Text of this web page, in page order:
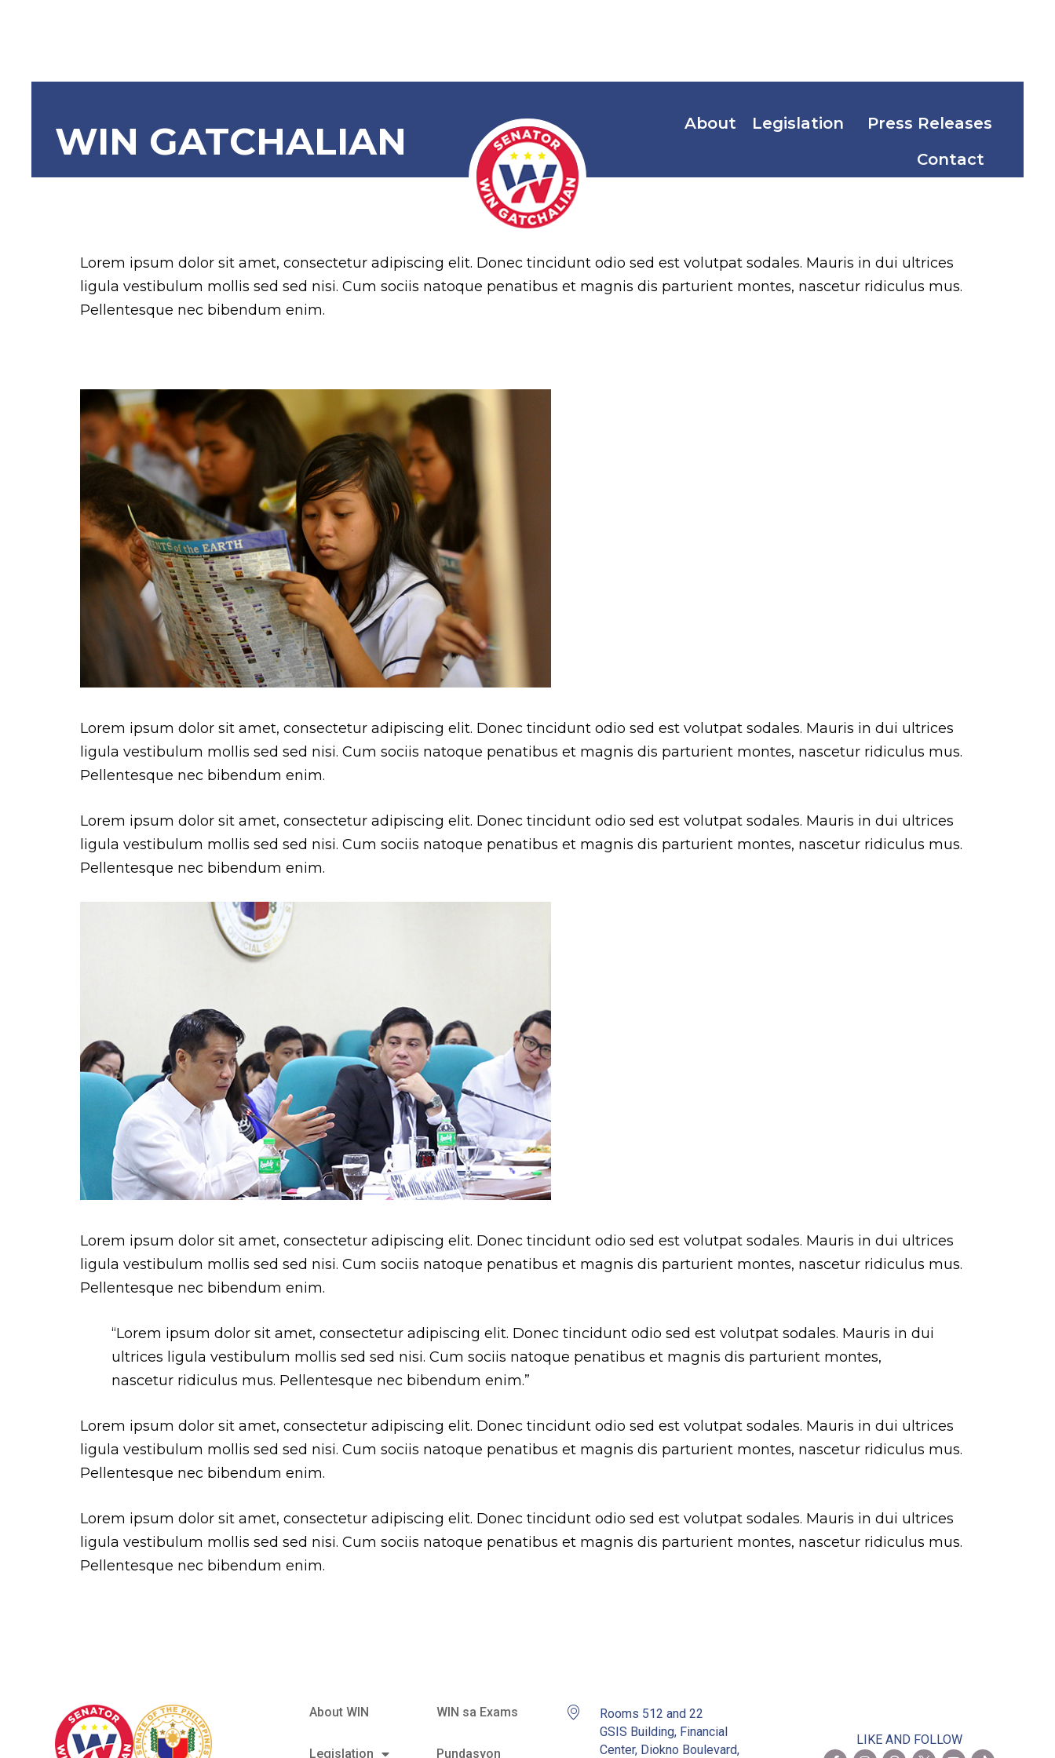
WIN GATCHALIAN About Legislation
Press Releases
Contact
Lorem ipsum dolor sit amet, consectetur adipiscing elit. Donec tincidunt odio sed est volutpat sodales. Mauris in dui ultrices
ligula vestibulum mollis sed sed nisi. Cum sociis natoque penatibus et magnis dis parturient montes, nascetur ridiculus mus.
Pellentesque nec bibendum enim.
Lorem ipsum dolor sit amet, consectetur adipiscing elit. Donec tincidunt odio sed est volutpat sodales. Mauris in dui ultrices
ligula vestibulum mollis sed sed nisi. Cum sociis natoque penatibus et magnis dis parturient montes, nascetur ridiculus mus.
Pellentesque nec bibendum enim.
Lorem ipsum dolor sit amet, consectetur adipiscing elit. Donec tincidunt odio sed est volutpat sodales. Mauris in dui ultrices
ligula vestibulum mollis sed sed nisi. Cum sociis natoque penatibus et magnis dis parturient montes, nascetur ridiculus mus.
Pellentesque nec bibendum enim.
Lorem ipsum dolor sit amet, consectetur adipiscing elit. Donec tincidunt odio sed est volutpat sodales. Mauris in dui ultrices
ligula vestibulum mollis sed sed nisi. Cum sociis natoque penatibus et magnis dis parturient montes, nascetur ridiculus mus.
Pellentesque nec bibendum enim.
“Lorem ipsum dolor sit amet, consectetur adipiscing elit. Donec tincidunt odio sed est volutpat sodales. Mauris in dui
ultrices ligula vestibulum mollis sed sed nisi. Cum sociis natoque penatibus et magnis dis parturient montes,
nascetur ridiculus mus. Pellentesque nec bibendum enim.”
Lorem ipsum dolor sit amet, consectetur adipiscing elit. Donec tincidunt odio sed est volutpat sodales. Mauris in dui ultrices
ligula vestibulum mollis sed sed nisi. Cum sociis natoque penatibus et magnis dis parturient montes, nascetur ridiculus mus.
Pellentesque nec bibendum enim.
Lorem ipsum dolor sit amet, consectetur adipiscing elit. Donec tincidunt odio sed est volutpat sodales. Mauris in dui ultrices
ligula vestibulum mollis sed sed nisi. Cum sociis natoque penatibus et magnis dis parturient montes, nascetur ridiculus mus.
Pellentesque nec bibendum enim.
About WIN
Legislation
WIN sa Exams
Pundasyon
Rooms 512 and 22
GSIS Building, Financial
Center, Diokno Boulevard,
LIKE AND FOLLOW